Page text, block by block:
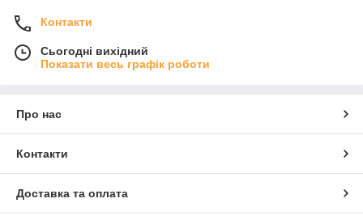
Контакти
Сьогодні вихідний
Показати весь графік роботи
Про нас
Контакти
Доставка та оплата